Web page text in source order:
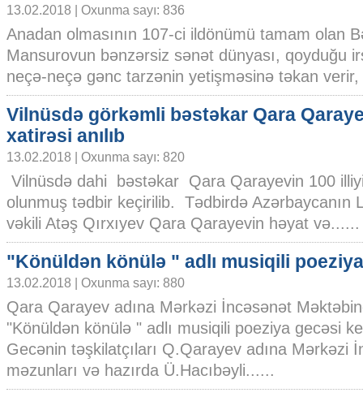
13.02.2018 | Oxunma sayı: 836
Anadan olmasının 107-ci ildönümü tamam olan
Mansurovun bənzərsiz sənət dünyası, qoyduğu
neçə-neçə gənc tarzənin yetişməsinə təkan
Vilnüsdə görkəmli bəstəkar Qara
xatirəsi anılıb
13.02.2018 | Oxunma sayı: 820
Vilnüsdə dahi bəstəkar Qara Qarayevin 100
olunmuş tədbir keçirilib. Tədbirdə Azərbaycanın
vəkili Atəş Qırxıyev Qara Qarayevin həyat və......
"Könüldən könülə " adlı musiqili
13.02.2018 | Oxunma sayı: 880
Qara Qarayev adına Mərkəzi İncəsənət
"Könüldən könülə " adlı musiqili poeziya gecəsi
Gecənin təşkilatçıları Q.Qarayev adına Mərkəzi
məzunları və hazırda Ü.Hacıbəyli......